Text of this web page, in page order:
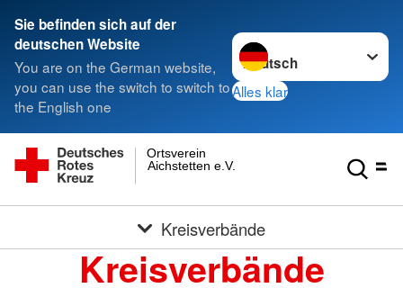
Sie befinden sich auf der
deutschen Website
You are on the German website,
you can use the switch to switch to
the English one
Sprache wechseln zu
Alles klar
Aichstetten e.V.
Ortsverein
Kreisverbände
Kreisverbände